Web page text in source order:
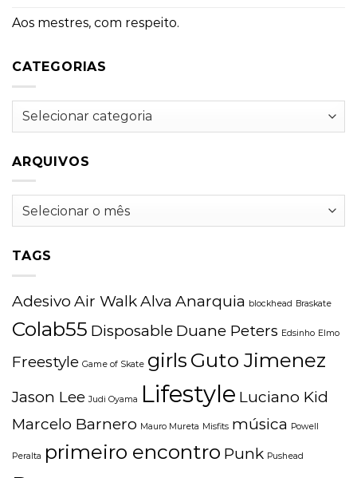
Aos mestres, com respeito.
CATEGORIAS
Categorias
ARQUIVOS
Arquivos
TAGS
Adesivo Air WalkAlva Anarquia blockhead Braskate
Colab55 Disposable Duane Peters Edsinho Elmo
Freestyle Game of Skate girls Guto Jimenez
Jason Lee Judi Oyama Lifestyle Luciano Kid
Marcelo Barnero Mauro Mureta Misfits música Powell
Peralta primeiro encontro Punk Pushead